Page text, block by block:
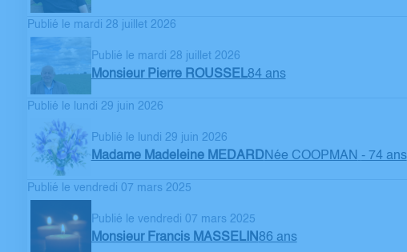
Publié le mardi 28 juillet 2026
Publié le mardi 28 juillet 2026
Monsieur Pierre ROUSSEL84 ans
Publié le lundi 29 juin 2026
Publié le lundi 29 juin 2026
Madame Madeleine MEDARDNée COOPMAN - 74 ans
Publié le vendredi 07 mars 2025
Publié le vendredi 07 mars 2025
Monsieur Francis MASSELIN86 ans